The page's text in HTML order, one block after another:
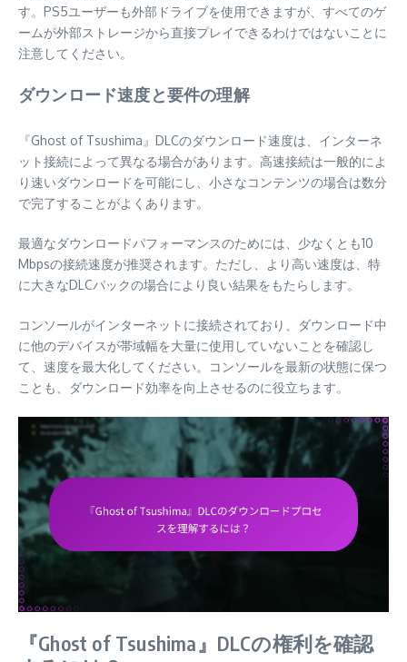
す。PS5ユーザーも外部ドライブを使用できますが、すべてのゲ
ームが外部ストレージから直接プレイできるわけではないことに
注意してください。
ダウンロード速度と要件の理解
『Ghost of Tsushima』DLCのダウンロード速度は、インターネ
ット接続によって異なる場合があります。高速接続は一般的によ
り速いダウンロードを可能にし、小さなコンテンツの場合は数分
で完了することがよくあります。
最適なダウンロードパフォーマンスのためには、少なくとも10
Mbpsの接続速度が推奨されます。ただし、より高い速度は、特
に大きなDLCパックの場合により良い結果をもたらします。
コンソールがインターネットに接続されており、ダウンロード中
に他のデバイスが帯域幅を大量に使用していないことを確認し
て、速度を最大化してください。コンソールを最新の状態に保つ
ことも、ダウンロード効率を向上させるのに役立ちます。
『Ghost of Tsushima』DLCの権利を確認